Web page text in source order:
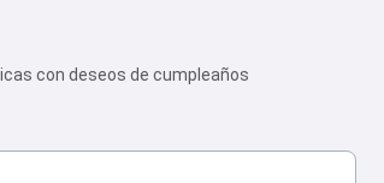
con deseos de cumpleaños